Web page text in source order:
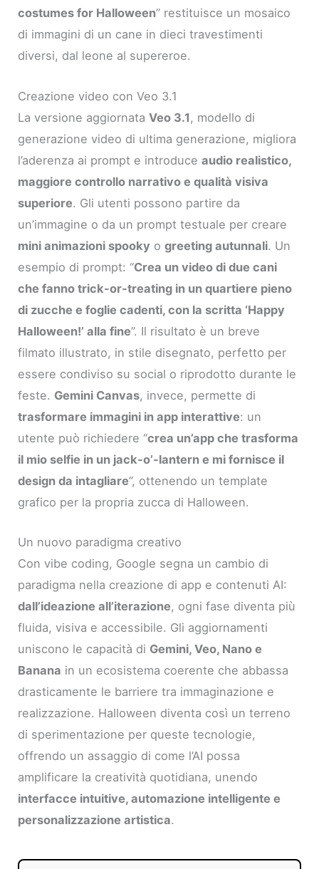
costumes for Halloween” restituisce un mosaico
di immagini di un cane in dieci travestimenti
diversi, dal leone al supereroe.
Creazione video con Veo 3.1
La versione aggiornataVeo 3.1 , modello di
generazione video di ultima generazione, migliora
l’aderenza ai prompt e introduceaudio realistico,
maggiore controllo narrativo e qualità visiva
superiore. Gli utenti possono partire da
un’immagine o da un prompt testuale per creare
mini animazioni spooky ogreeting autunnali. Un
esempio di prompt: “Crea un video di due cani
che fanno trick-or-treating in un quartiere pieno
di zucche e foglie cadenti, con la scritta ‘Happy
Halloween!’ alla fine”. Il risultato è un breve
filmato illustrato, in stile disegnato, perfetto per
essere condiviso su social o riprodotto durante le
feste. Gemini Canvas, invece, permette di
trasformare immagini in app interattive: un
utente può richiedere “crea un’app che trasforma
il mio selfie in un jack-o’-lantern e mi fornisce il
design da intagliare”, ottenendo un template
grafico per la propria zucca di Halloween.
Un nuovo paradigma creativo
Con vibe coding, Google segna un cambio di
paradigma nella creazione di app e contenuti AI:
dall’ideazione all’iterazione, ogni fase diventa più
fluida, visiva e accessibile. Gli aggiornamenti
uniscono le capacità di Gemini, Veo, Nano e
Banana in un ecosistema coerente che abbassa
drasticamente le barriere tra immaginazione e
realizzazione. Halloween diventa così un terreno
di sperimentazione per queste tecnologie,
offrendo un assaggio di come l’AI possa
amplificare la creatività quotidiana, unendo
interfacce intuitive, automazione intelligente e
personalizzazione artistica.